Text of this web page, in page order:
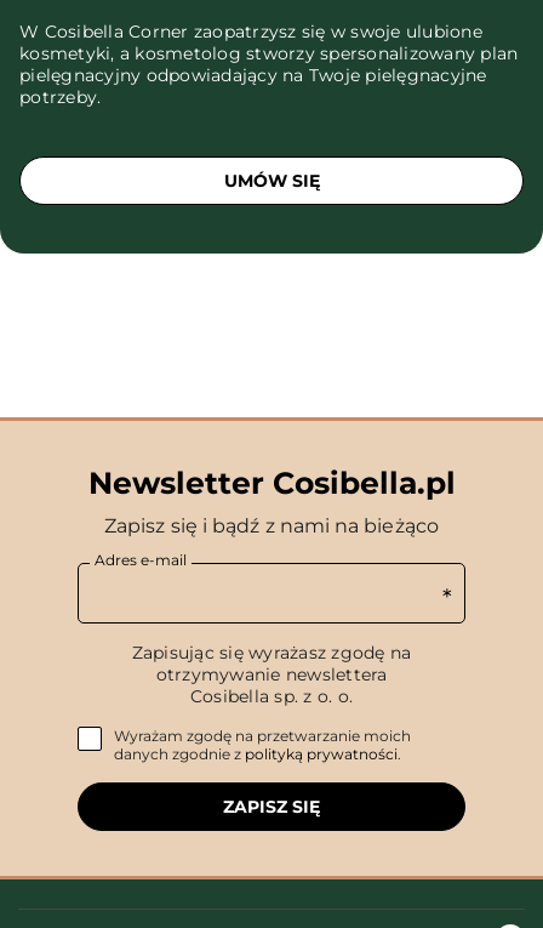
W Cosibella Corner zaopatrzysz się w swoje ulubione
kosmetyki, a kosmetolog stworzy spersonalizowany plan
pielęgnacyjny odpowiadający na Twoje pielęgnacyjne
potrzeby.
UMÓW SIĘ
Newsletter Cosibella.pl
Zapisz się i bądź z nami na bieżąco
Adres e-mail
Zapisując się wyrażasz zgodę na
otrzymywanie newslettera
Cosibella sp. z o. o.
Wyrażam zgodę na przetwarzanie moich
danych zgodnie z polityką prywatności.
ZAPISZ SIĘ